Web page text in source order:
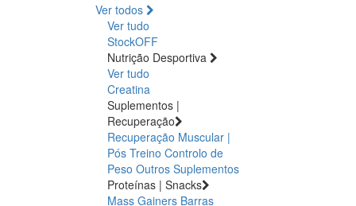
Ver todos
Ver tudo
StockOFF
Nutrição Desportiva
Ver tudo
Creatina
Suplementos |
Recuperação
Recuperação Muscular |
Pós Treino Controlo de
Peso Outros Suplementos
Proteínas | Snacks
Mass Gainers Barras